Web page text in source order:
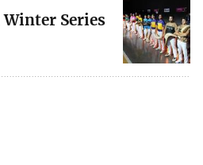
Series